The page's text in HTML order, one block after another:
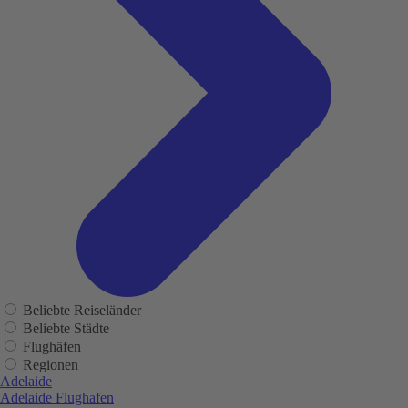
Beliebte Reiseländer
Beliebte Städte
Flughäfen
Regionen
Adelaide
Adelaide Flughafen